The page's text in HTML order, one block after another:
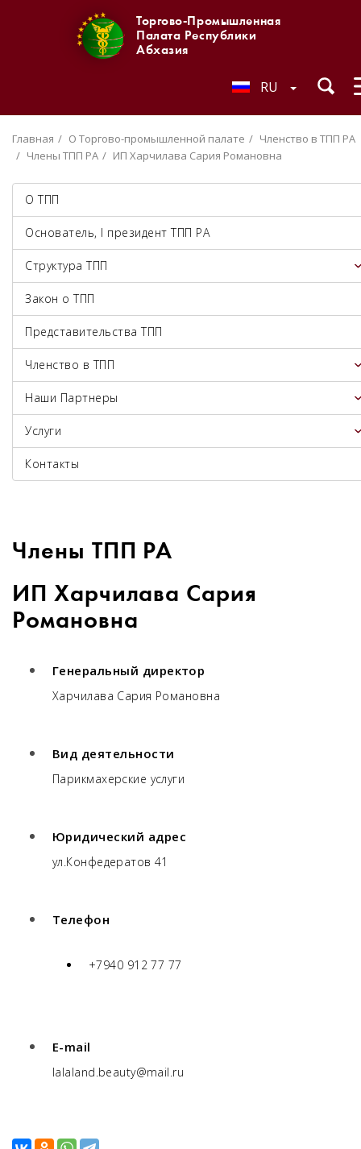
Торгово-Промышленная
Палата Республики
Абхазия
RU
Главная О Торгово-промышленной палате
Членство в ТПП РА
Члены ТПП РА
ИП Харчилава Сария Романовна
О ТПП
Основатель, I президент ТПП РА
Структура ТПП
Закон о ТПП
Представительства ТПП
Членство в ТПП
Наши Партнеры
Услуги
Контакты
Члены ТПП РА
ИП Харчилава Сария
Романовна
Генеральный директор
Харчилава Сария Романовна
Вид деятельности
Парикмахерские услуги
Юридический адрес
ул.Конфедератов 41
Телефон
+7940 912 77 77
E-mail
lalaland.beauty@mail.ru